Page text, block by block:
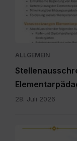
Feldkirchen
St.
Veit.pdf
ALLGEMEIN
28. Juli 2026
IMG-